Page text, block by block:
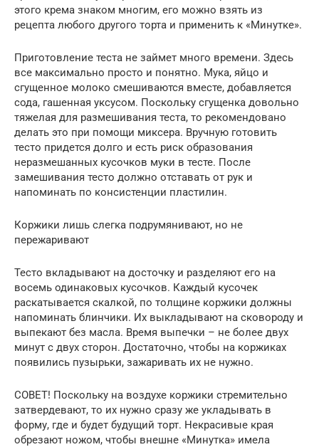
этого крема знаком многим, его можно взять из
рецепта любого другого торта и применить к «Минутке».
Приготовление теста не займет много времени. Здесь
все максимально просто и понятно. Мука, яйцо и
сгущенное молоко смешиваются вместе, добавляется
сода, гашенная уксусом. Поскольку сгущенка довольно
тяжелая для размешивания теста, то рекомендовано
делать это при помощи миксера. Вручную готовить
тесто придется долго и есть риск образования
неразмешанных кусочков муки в тесте. После
замешивания тесто должно отставать от рук и
напоминать по консистенции пластилин.
Коржики лишь слегка подрумянивают, но не
пережаривают
Тесто вкладывают на досточку и разделяют его на
восемь одинаковых кусочков. Каждый кусочек
раскатывается скалкой, по толщине коржики должны
напоминать блинчики. Их выкладывают на сковороду и
выпекают без масла. Время выпечки – не более двух
минут с двух сторон. Достаточно, чтобы на коржиках
появились пузырьки, зажаривать их не нужно.
СОВЕТ! Поскольку на воздухе коржики стремительно
затвердевают, то их нужно сразу же укладывать в
форму, где и будет будущий торт. Некрасивые края
обрезают ножом, чтобы внешне «Минутка» имела